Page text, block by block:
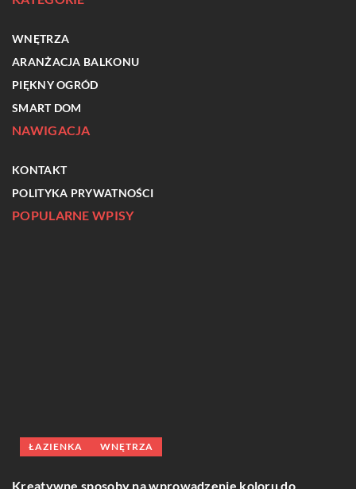
WNĘTRZA
ARANŻACJA BALKONU
PIĘKNY OGRÓD
SMART DOM
NAWIGACJA
KONTAKT
POLITYKA PRYWATNOŚCI
POPULARNE WPISY
ŁAZIENKA WNĘTRZA
Kreatywne sposoby na wprowadzenie koloru do